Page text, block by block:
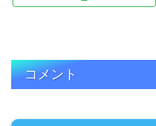
コメント